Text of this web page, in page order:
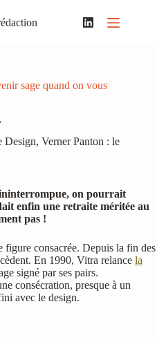
sage quand on vous
Design, Verner Panton : le
ininterrompue, on pourrait
enfin une retraite méritée au
pas !
figure consacrée. Depuis la fin des
En 1990, Vitra relance la
signé par ses pairs.
consécration, presque à un
avec le design.